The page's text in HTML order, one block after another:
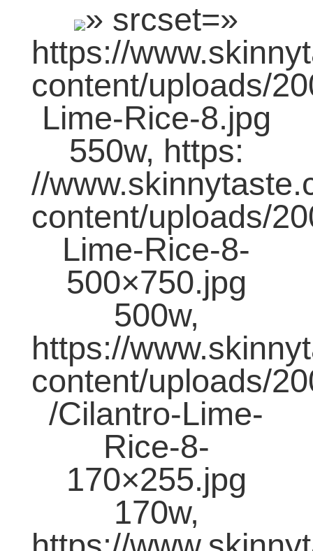
» srcset=»
https://
content/uploads/
Lime-Rice-8.jpg
550w, https:
//
content/uploads/
Lime-Rice-8-
500×750.jpg
500w,
https://
content/uploads/
/Cilantro-Lime-
Rice-8-
170×255.jpg
170w,